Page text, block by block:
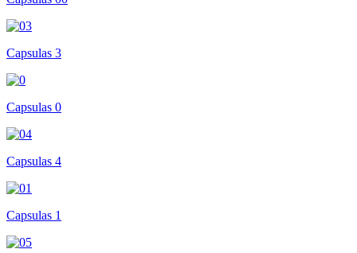
Capsulas 3
Capsulas 0
Capsulas 4
Capsulas 1